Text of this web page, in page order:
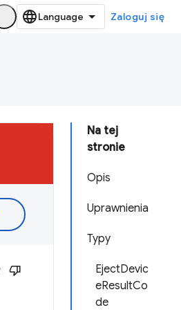
Zaloguj się
Na tej
stronie
Opis
Uprawnienia
Typy
EjectDevic
eResultCo
de